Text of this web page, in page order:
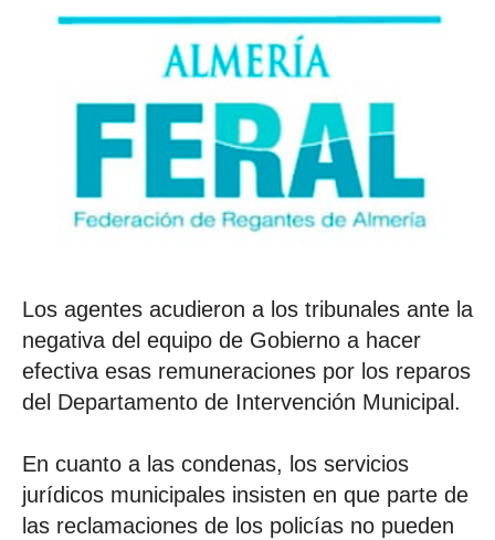
Los agentes acudieron a los tribunales ante la
negativa del equipo de Gobierno a hacer
efectiva esas remuneraciones por los reparos
del Departamento de Intervención Municipal.
En cuanto a las condenas, los servicios
jurídicos municipales insisten en que parte de
las reclamaciones de los policías no pueden